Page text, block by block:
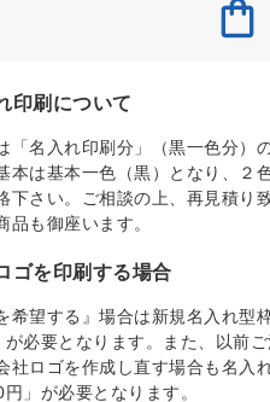
印刷について
「名入れ印刷分」（黒一色分）
本は基本一色（黒）となり、２
下さい。ご相談の上、再見積り
も御座います。
ゴを印刷する場合
希望する』場合は新規名入れ型
必要となります。また、以前ご
社ロゴを作成し直す場合も名入
」が必要となります。